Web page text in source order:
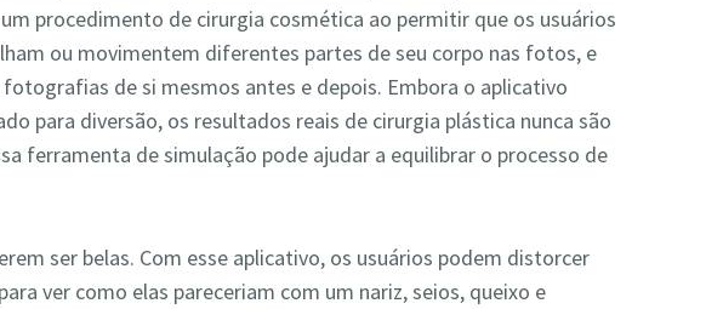
procedimento de cirurgia cosmética ao permitir que os usuários
ou movimentem diferentes partes de seu corpo nas fotos, e
de si mesmos antes e depois. Embora o aplicativo
para diversão, os resultados reais de cirurgia plástica nunca são
ferramenta de simulação pode ajudar a equilibrar o processo de
ser belas. Com esse aplicativo, os usuários podem distorcer
ver como elas pareceriam com um nariz, seios, queixo e